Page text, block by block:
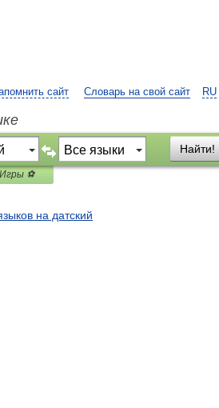
RU
сайт Словарь на свой сайт
Найти!
Игры ⚽
на датский